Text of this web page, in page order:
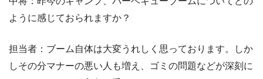
ように感じておられますか？
担当者：ブーム自体は大変うれしく思っております。しか
しその分マナーの悪い人も増え、ゴミの問題などが深刻に